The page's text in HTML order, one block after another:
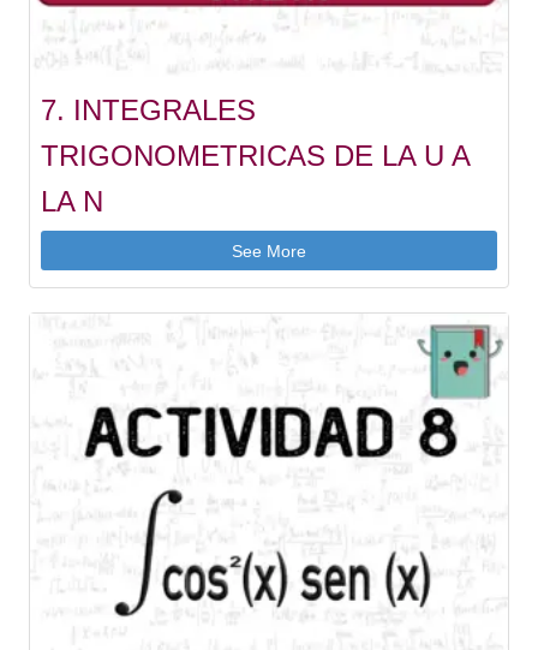
7. INTEGRALES
TRIGONOMETRICAS DE LA U A
LA N
See More